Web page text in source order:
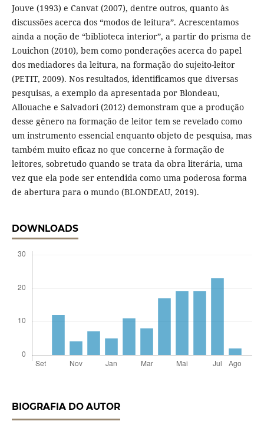
Jouve (1993) e Canvat (2007), dentre outros, quanto às
discussões acerca dos “modos de leitura”. Acrescentamos
ainda a noção de “biblioteca interior”, a partir do prisma de
Louichon (2010), bem como ponderações acerca do papel
dos mediadores da leitura, na formação do sujeito-leitor
(PETIT, 2009). Nos resultados, identificamos que diversas
pesquisas, a exemplo da apresentada por Blondeau,
Allouache e Salvadori (2012) demonstram que a produção
desse gênero na formação de leitor tem se revelado como
um instrumento essencial enquanto objeto de pesquisa, mas
também muito eficaz no que concerne à formação de
leitores, sobretudo quando se trata da obra literária, uma
vez que ela pode ser entendida como uma poderosa forma
de abertura para o mundo (BLONDEAU, 2019).
DOWNLOADS
BIOGRAFIA DO AUTOR